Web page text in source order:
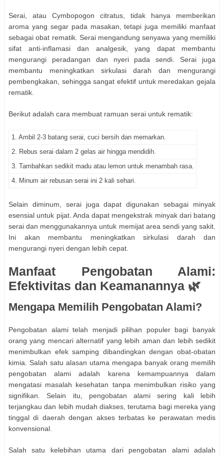
Serai, atau Cymbopogon citratus, tidak hanya memberikan
aroma yang segar pada masakan, tetapi juga memiliki manfaat
sebagai obat rematik. Serai mengandung senyawa yang memiliki
sifat anti-inflamasi dan analgesik, yang dapat membantu
mengurangi peradangan dan nyeri pada sendi. Serai juga
membantu meningkatkan sirkulasi darah dan mengurangi
pembengkakan, sehingga sangat efektif untuk meredakan gejala
rematik.
Berikut adalah cara membuat ramuan serai untuk rematik:
1. Ambil 2-3 batang serai, cuci bersih dan memarkan.
2. Rebus serai dalam 2 gelas air hingga mendidih.
3. Tambahkan sedikit madu atau lemon untuk menambah rasa.
4. Minum air rebusan serai ini 2 kali sehari.
Selain diminum, serai juga dapat digunakan sebagai minyak
esensial untuk pijat. Anda dapat mengekstrak minyak dari batang
serai dan menggunakannya untuk memijat area sendi yang sakit.
Ini akan membantu meningkatkan sirkulasi darah dan
mengurangi nyeri dengan lebih cepat.
Manfaat Pengobatan Alami:
Efektivitas dan Keamanannya 🌿
Mengapa Memilih Pengobatan Alami?
Pengobatan alami telah menjadi pilihan populer bagi banyak
orang yang mencari alternatif yang lebih aman dan lebih sedikit
menimbulkan efek samping dibandingkan dengan obat-obatan
kimia. Salah satu alasan utama mengapa banyak orang memilih
pengobatan alami adalah karena kemampuannya dalam
mengatasi masalah kesehatan tanpa menimbulkan risiko yang
signifikan. Selain itu, pengobatan alami sering kali lebih
terjangkau dan lebih mudah diakses, terutama bagi mereka yang
tinggal di daerah dengan akses terbatas ke perawatan medis
konvensional.
Salah satu kelebihan utama dari pengobatan alami adalah